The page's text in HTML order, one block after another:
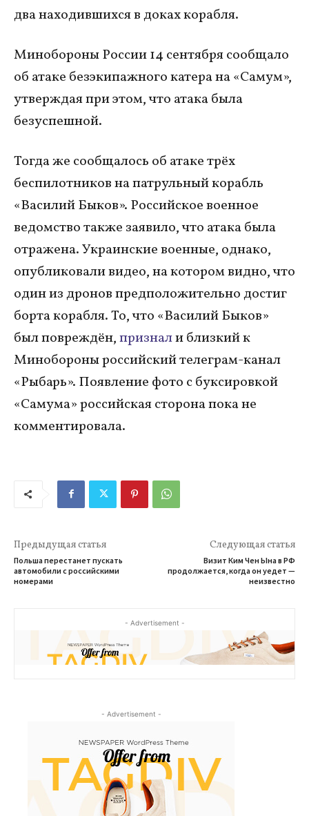
два находившихся в доках корабля.
Минобороны России 14 сентября сообщало
об атаке безэкипажного катера на «Самум»,
утверждая при этом, что атака была
безуспешной.
Тогда же сообщалось об атаке трёх
беспилотников на патрульный корабль
«Василий Быков». Российское военное
ведомство также заявило, что атака была
отражена. Украинские военные, однако,
опубликовали видео, на котором видно, что
один из дронов предположительно достиг
борта корабля. То, что «Василий Быков»
был повреждён,признали близкий к
Минобороны российский телеграм-канал
«Рыбарь». Появление фото с буксировкой
«Самума» российская сторона пока не
комментировала.
Предыдущая статья
Польша перестанет пускать
автомобили с российскими
номерами
Следующая статья
Визит Ким Чен Ына в РФ
продолжается, когда он уедет —
неизвестно
- Advertisement -
- Advertisement -